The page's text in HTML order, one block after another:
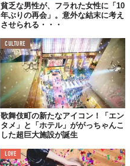
貧乏な男性が、フラれた女性に「10
年ぶりの再会」。意外な結末に考え
させられる・・・
CULTURE
歌舞伎町の新たなアイコン！「エン
タメ」と「ホテル」ががっちゃんこ
した超巨大施設が誕生
LOVE